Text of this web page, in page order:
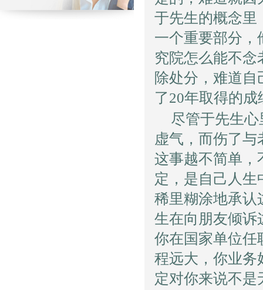
于先生的概念里
一个重要部分，
究院怎么能不念
除处分，难道
了20年取得的
尽管于先生
虚气，而伤了
这事越不简单，
定，是自己人
稀里糊涂地承认
生在向朋友倾诉
你在国家单位任
程远大，你业务
定对你来说不